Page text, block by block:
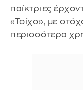
παίκτριες
«Τοίχο», με
περισσότερα